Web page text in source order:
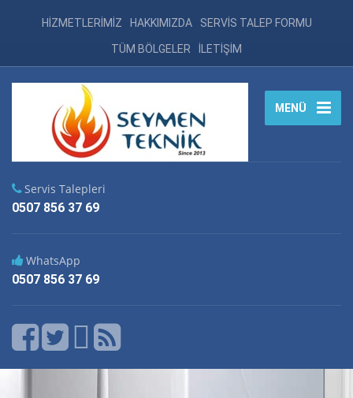
HİZMETLERİMİZ HAKKIMIZDA SERVİS TALEP FORMU
TÜM BÖLGELER İLETİŞİM
MENÜ
Servis Talepleri
0507 856 37 69
WhatsApp
0507 856 37 69